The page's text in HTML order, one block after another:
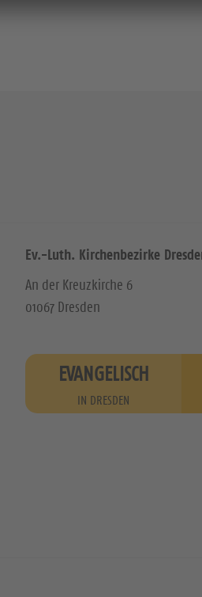
Ev.-Luth. Kirchenbezirke
An der Kreuzkirche 6
01067 Dresden
EVANGELISCH
IN DRESDEN